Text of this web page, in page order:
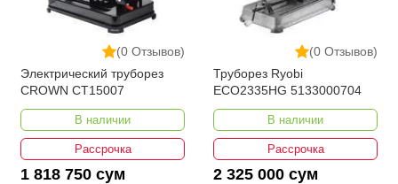
(0 Отзывов)
Электрический труборез
CROWN CT15007
В наличии
Рассрочка
1 818 750 сум
(0 Отзывов)
Труборез Ryobi
ECO2335HG 5133000704
В наличии
Рассрочка
2 325 000 сум